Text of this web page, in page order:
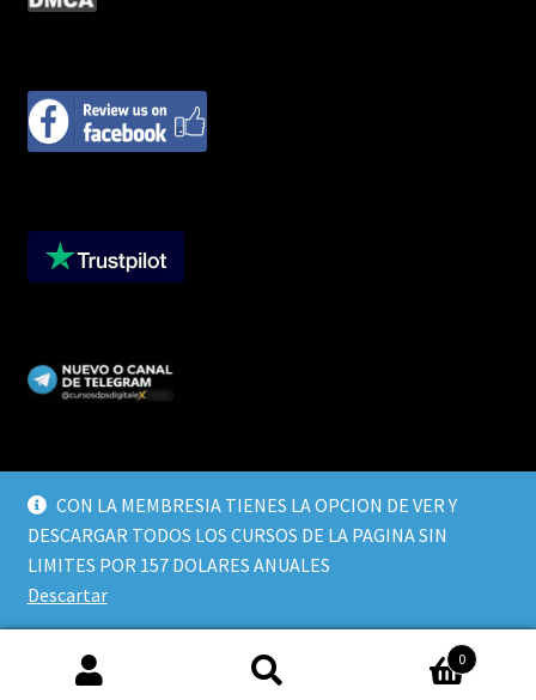
CON LA MEMBRESIA TIENES LA OPCION DE VER Y
DESCARGAR TODOS LOS CURSOS DE LA PAGINA SIN
LIMITES POR 157 DOLARES ANUALES
Descartar
© CURSOS DIGITALEX 2026
TERMINOS Y CONDICIONES
Built with WooCommerce
0